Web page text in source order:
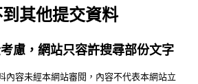
其他提交資料
慮，網站只容許搜尋部份文字
內容未經本網站審閱，內容不代表本網站立